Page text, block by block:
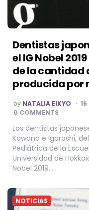
Dentistas
el IG Nobel
de la cantidad
producida por
POSTED
BY
by NATALIA EIKYO
0 COMMENTS
Los dentistas
Kawano e Igarashi,
Pediátrica de la
Universidad de
Nobel 2019…
NOTICIAS